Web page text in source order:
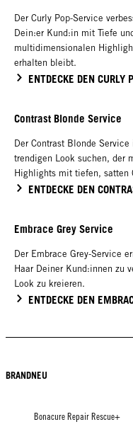
Der Curly Pop-Service
Dein:er Kund:in mit Tiefe
multidimensionalen
erhalten bleibt.
ENTDECKE DEN CURLY
Contrast Blonde Service
Der Contrast Blonde
trendigen Look suchen, der
Highlights mit tiefen, satten
ENTDECKE DEN
Embrace Grey Service
Der Embrace Grey-Service
Haar Deiner Kund:innen zu
Look zu kreieren.
ENTDECKE DEN
BRANDNEU
Bonacure Repair Rescue+